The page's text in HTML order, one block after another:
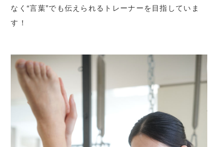
なく“言葉”でも伝えられるトレーナーを目指していま
す！